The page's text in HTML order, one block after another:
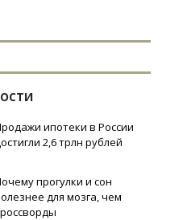
ипотеки в России
2,6 трлн рублей
прогулки и сон
для мозга, чем